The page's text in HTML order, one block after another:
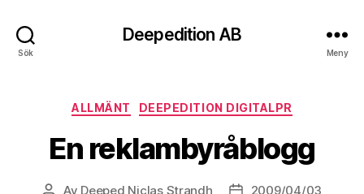
Sök
Deepedition AB
Meny
Kategorier
ALLMÄNT DEEPEDITION DIGITALPR
En reklambyråblogg
Inläggsförfattare
Av Deeped Niclas Strandh Inläggsdatum
2009/04/03